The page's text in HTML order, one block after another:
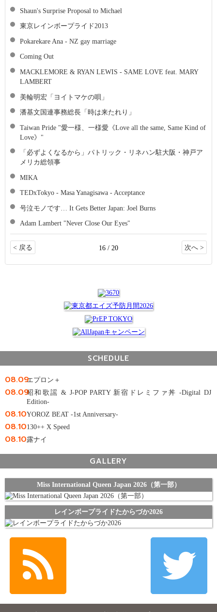
Shaun's Surprise Proposal to Michael
東京レインボープライド2013
Pokarekare Ana - NZ gay marriage
Coming Out
MACKLEMORE & RYAN LEWIS - SAME LOVE feat. MARY
LAMBERT
美輪明宏「ヨイトマケの唄」
潘基文国連事務総長「時は来たれり」
Taiwan Pride "愛一様、一様愛《Love all the same, Same Kind of
Love》"
「必ずよくなるから」パトリック・リネハン駐大阪・神戸ア
メリカ総領事
MIKA
TEDxTokyo - Masa Yanagisawa - Acceptance
号泣モノです… It Gets Better Japan: Joel Burns
Adam Lambert "Never Close Our Eyes"
< 戻る 16 / 20 次へ >
SCHEDULE
08.09エプロン＋
08.09昭和歌謡 & J-POP PARTY 新宿ドレミファ丼 -Digital DJ
Edition-
08.10YOROZ BEAT -1st Anniversary-
08.10130++ X Speed
08.10露ナイ
GALLERY
Miss International Queen Japan 2026（第一部）
レインボープライドたからづか2026